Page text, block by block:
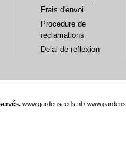
Frais d'envoi
Procedure de
reclamations
Delai de reflexion
www.gardenseeds.nl /